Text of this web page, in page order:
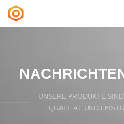
UNSERE PRODUKTE
QUALITÄT UND